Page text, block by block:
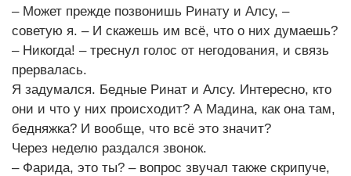
– Может прежде позвонишь Ринату и Алсу, –
советую я. – И скажешь им всё, что о них думаешь?
– Никогда! – треснул голос от негодования, и связь
прервалась.
Я задумался. Бедные Ринат и Алсу. Интересно, кто
они и что у них происходит? А Мадина, как она там,
бедняжка? И вообще, что всё это значит?
Через неделю раздался звонок.
– Фарида, это ты? – вопрос звучал также скрипуче,